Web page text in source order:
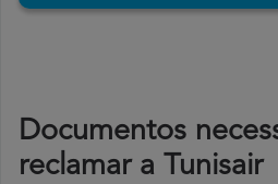
Documentos
reclamar a Tunisair